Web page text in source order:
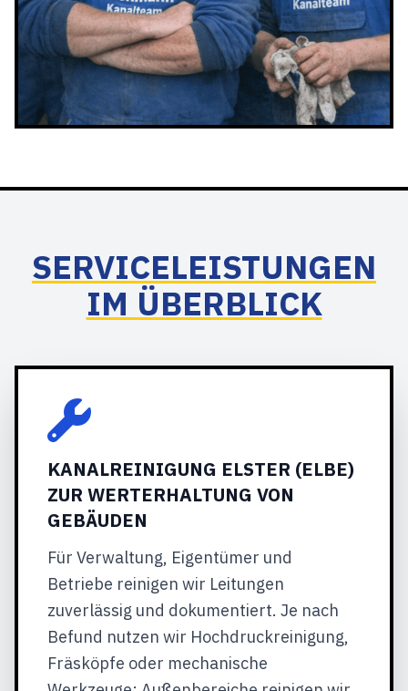
SERVICELEISTUNGEN
IM ÜBERBLICK
KANALREINIGUNG ELSTER (ELBE)
ZUR WERTERHALTUNG VON
GEBÄUDEN
Für Verwaltung, Eigentümer und
Betriebe reinigen wir Leitungen
zuverlässig und dokumentiert. Je nach
Befund nutzen wir Hochdruckreinigung,
Fräsköpfe oder mechanische